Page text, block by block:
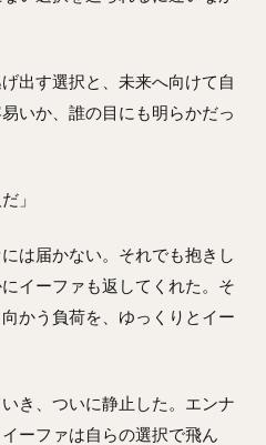
出す選択と、未来へ向けて自
いか、誰の目にも明らかだっ
」
は届かない。それでも抱きし
イーファも返してくれた。そ
かう負荷を、ゆっくりとイー
き、ついに静止した。エンナ
ーファは自らの選択で飛ん